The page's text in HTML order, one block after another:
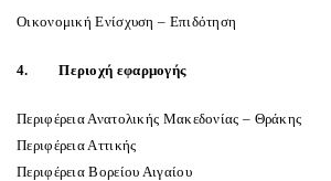
Οικονομική Ενίσχυση – Επιδότηση
4. Περιοχή εφαρμογής
Περιφέρεια Ανατολικής Μακεδονίας – Θράκης
Περιφέρεια Αττικής
Περιφέρεια Βορείου Αιγαίου